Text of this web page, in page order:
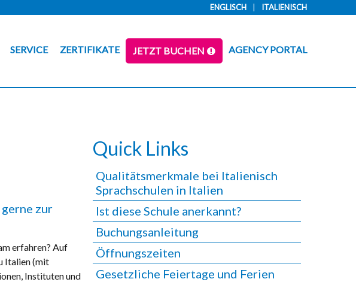
ENGLISCH ITALIENISCH
SERVICE ZERTIFIKATE JETZT BUCHEN AGENCY PORTAL
zur
erfahren? Auf
Italien (mit
Instituten und
Quick Links
Qualitätsmerkmale bei Italienisch
Sprachschulen in Italien
Ist diese Schule anerkannt?
Buchungsanleitung
Öffnungszeiten
Gesetzliche Feiertage und Ferien